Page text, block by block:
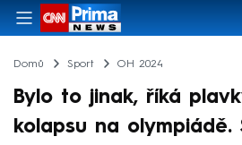
Domů Sport OH 2024
Bylo to jinak, říká
kolapsu na olympiádě.